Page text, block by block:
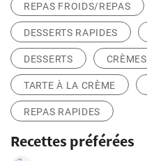
REPAS FROIDS/REPAS
DESSERTS RAPIDES
DESSERTS CRÈMES
TARTE À LA CRÈME
REPAS RAPIDES
Recettes préférées